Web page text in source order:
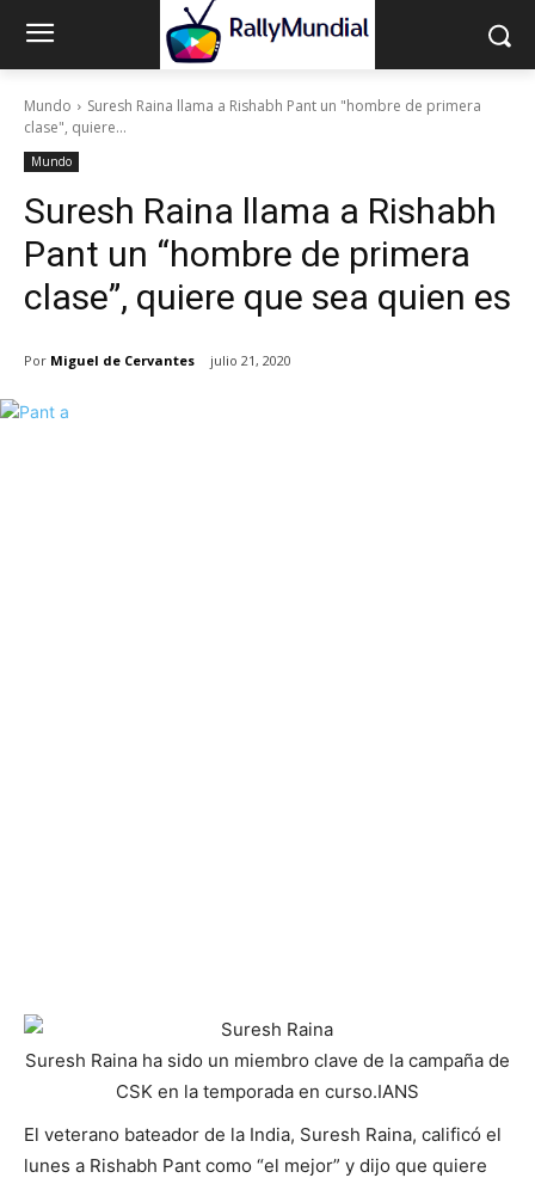
Mundo
Suresh Raina llama a Rishabh Pant un "hombre de primera
clase", quiere...
Mundo
Suresh Raina llama a Rishabh
Pant un “hombre de primera
clase”, quiere que sea quien es
Por Miguel de Cervantes julio 21, 2020
Suresh Raina ha sido un miembro clave de la campaña de
CSK en la temporada en curso.IANS
El veterano bateador de la India, Suresh Raina, calificó el
lunes a Rishabh Pant como “el mejor” y dijo que quiere